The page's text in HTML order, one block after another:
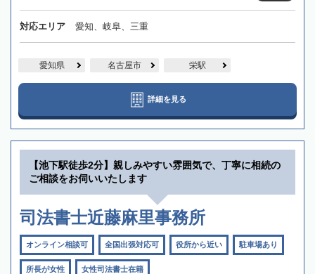
対応エリア 愛知、岐阜、三重
愛知県 名古屋市 栄駅
詳細を見る
【池下駅徒歩2分】親しみやすい雰囲気で、丁寧に相続の
ご相談をお伺いいたします
司法書士近藤麻里事務所
オンライン相談可 全国出張対応可 役所から近い 駐車場あり
所長が女性 女性司法書士在籍